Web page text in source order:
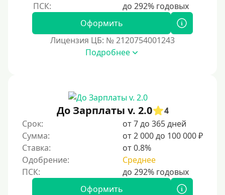
Оформить
Лицензия ЦБ: № 2120754001243
Подробнее
До Зарплаты v. 2.0
4
Срок:
от 7 до 365 дней
Сумма:
от 2 000 до 100 000 ₽
Ставка:
от 0.8%
Одобрение:
Среднее
Оформить